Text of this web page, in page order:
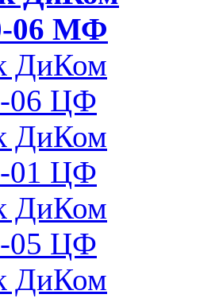
06 МФ
ДиКом
06 ЦФ
ДиКом
01 ЦФ
ДиКом
05 ЦФ
ДиКом